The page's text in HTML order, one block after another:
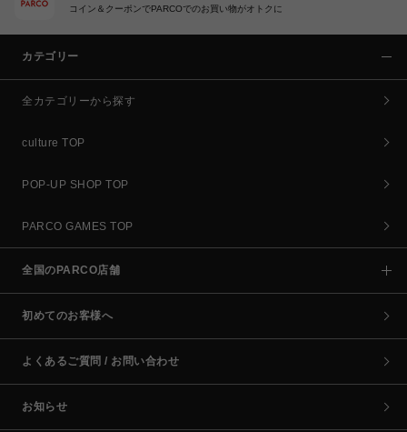
コイン＆クーポンでPARCOでのお買い物がオトクに
カテゴリー
全カテゴリーから探す
culture TOP
POP-UP SHOP TOP
PARCO GAMES TOP
全国のPARCO店舗
初めてのお客様へ
よくあるご質問 / お問い合わせ
お知らせ